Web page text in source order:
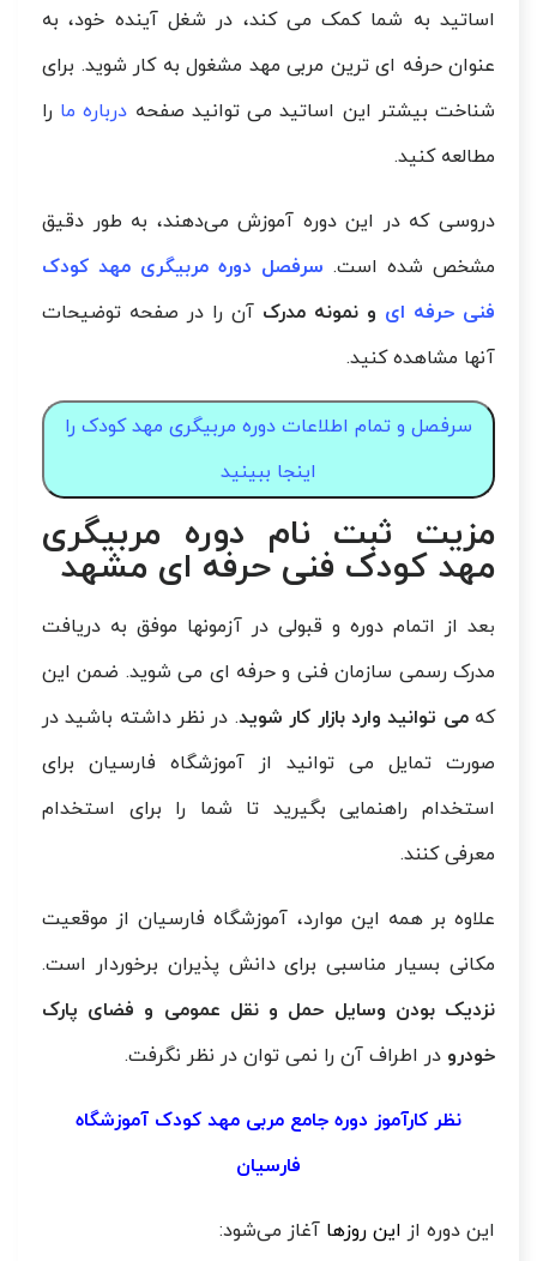
اساتید به شما کمک می کند، در شغل آینده خود، به
عنوان حرفه ای ترین مربی مهد مشغول به کار شوید. برای
شناخت بیشتر این اساتید می توانید صفحه درباره ما را
مطالعه کنید.
دروسی که در این دوره آموزش می‌دهند، به طور دقیق
مشخص شده است. سرفصل دوره مربیگری مهد کودک
فنی حرفه ای و نمونه مدرک آن را در صفحه توضیحات
آنها مشاهده کنید.
سرفصل و تمام اطلاعات دوره مربیگری مهد کودک را
اینجا ببینید
مزیت ثبت نام دوره مربیگری
مهد کودک فنی حرفه ای مشهد
بعد از اتمام دوره و قبولی در آزمونها موفق به دریافت
مدرک رسمی سازمان فنی و حرفه ای می شوید. ضمن این
کهمی توانید وارد بازار کار شوید. در نظر داشته باشید در
صورت تمایل می توانید از آموزشگاه فارسیان برای
استخدام راهنمایی بگیرید تا شما را برای استخدام
معرفی کنند.
علاوه بر همه این موارد، آموزشگاه فارسیان از موقعیت
مکانی بسیار مناسبی برای دانش پذیران برخوردار است.
نزدیک بودن وسایل حمل و نقل عمومی و فضای پارک
خودرو در اطراف آن را نمی توان در نظر نگرفت.
نظر کارآموز دوره جامع مربی مهد کودک آموزشگاه
فارسیان
این دوره از این روزها آغاز می‌شود: